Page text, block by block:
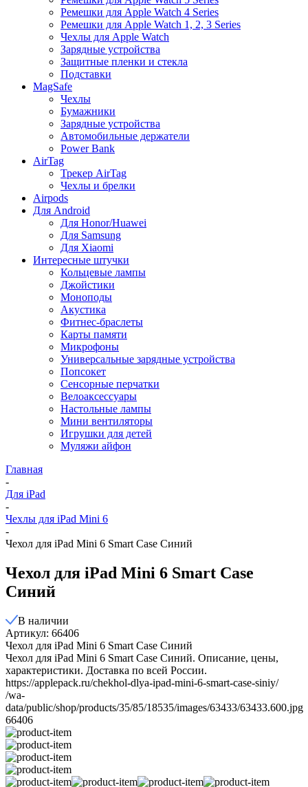
Ремешки для Apple Watch 4 Series
Ремешки для Apple Watch 1, 2, 3 Series
Чехлы для Apple Watch
Зарядные устройства
Защитные пленки и стекла
Подставки
MagSafe
Чехлы
Бумажники
Зарядные устройства
Автомобильные держатели
Power Bank
AirTag
Трекер AirTag
Чехлы и брелки
Airpods
Для Android
Для Honor/Huawei
Для Samsung
Для Xiaomi
Интересные штучки
Кольцевые лампы
Джойстики
Моноподы
Акустика
Фитнес-браслеты
Карты памяти
Микрофоны
Универсальные зарядные устройства
Попсокет
Сенсорные перчатки
Велоаксессуары
Настольные лампы
Мини вентиляторы
Игрушки для детей
Муляжи айфон
Главная
-
Для iPad
-
Чехлы для iPad Mini 6
-
Чехол для iPad Mini 6 Smart Case Синий
Чехол для iPad Mini 6 Smart Case
Синий
В наличии
Артикул: 66406
Чехол для iPad Mini 6 Smart Case Синий
Чехол для iPad Mini 6 Smart Case Синий. Описание, цены,
характеристики. Доставка по всей России.
https://applepack.ru/chekhol-dlya-ipad-mini-6-smart-case-siniy/
/wa-
data/public/shop/products/35/85/18535/images/63433/63433.600.jpg
66406